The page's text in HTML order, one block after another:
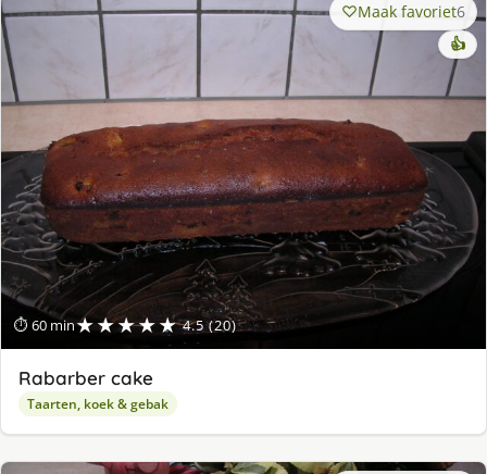
⏱ 60 min★★★★★ 4.5 (20)
Maak favoriet6
👍
Rabarber cake
Taarten, koek & gebak